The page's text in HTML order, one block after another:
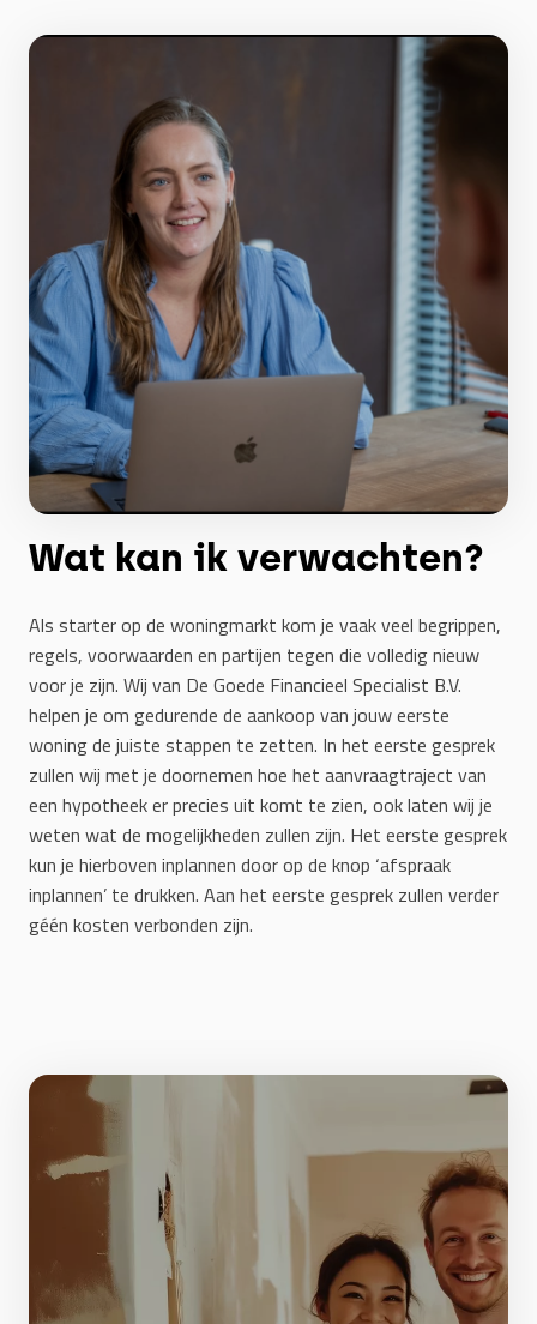
Wat kan ik verwachten?
Als starter op de woningmarkt kom je vaak veel begrippen,
regels, voorwaarden en partijen tegen die volledig nieuw
voor je zijn. Wij van De Goede Financieel Specialist B.V.
helpen je om gedurende de aankoop van jouw eerste
woning de juiste stappen te zetten. In het eerste gesprek
zullen wij met je doornemen hoe het aanvraagtraject van
een hypotheek er precies uit komt te zien, ook laten wij je
weten wat de mogelijkheden zullen zijn. Het eerste gesprek
kun je hierboven inplannen door op de knop ‘afspraak
inplannen’ te drukken. Aan het eerste gesprek zullen verder
géén kosten verbonden zijn.